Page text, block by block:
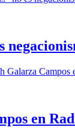
en